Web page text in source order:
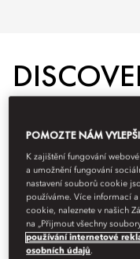
POMOZTE NÁM
K zajištění fungování
a umožnění fungování
nastavení souborů cookie
používáme. Více informací
cookie, naleznete v našich
na „Přijmout všechny
používání internetové
osobních údajů.